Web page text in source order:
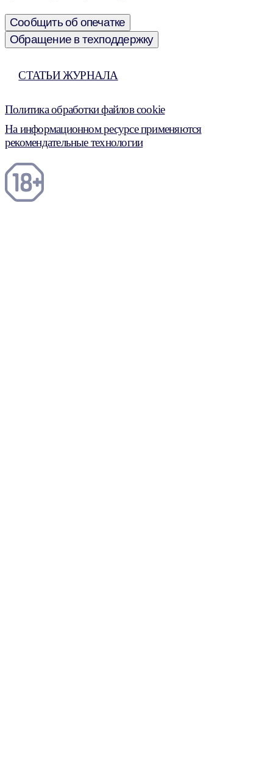
Сообщить об опечатке
Обращение в техподдержку
СТАТЬИ ЖУРНАЛА
Политика обработки файлов cookie
На информационном ресурсе применяются
рекомендательные технологии